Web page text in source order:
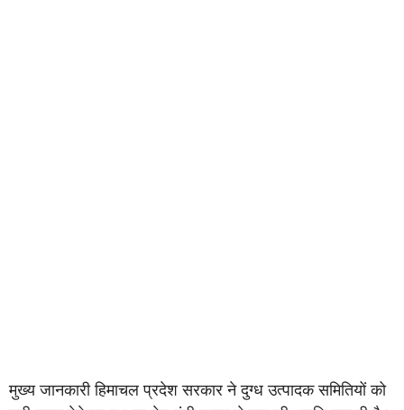
मुख्य जानकारी हिमाचल प्रदेश सरकार ने दुग्ध उत्पादक समितियों को